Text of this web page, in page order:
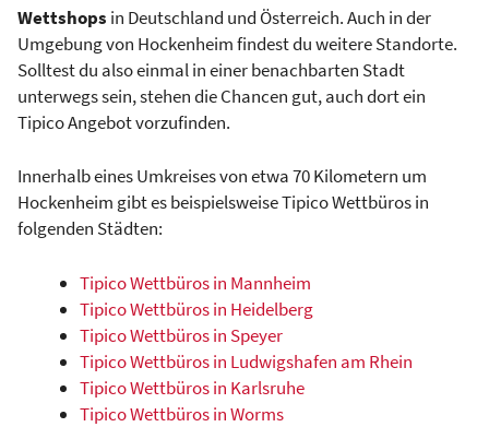
Wettshops in Deutschland und Österreich. Auch in der
Umgebung von Hockenheim findest du weitere Standorte.
Solltest du also einmal in einer benachbarten Stadt
unterwegs sein, stehen die Chancen gut, auch dort ein
Tipico Angebot vorzufinden.
Innerhalb eines Umkreises von etwa 70 Kilometern um
Hockenheim gibt es beispielsweise Tipico Wettbüros in
folgenden Städten:
Tipico Wettbüros in Mannheim
Tipico Wettbüros in Heidelberg
Tipico Wettbüros in Speyer
Tipico Wettbüros in Ludwigshafen am Rhein
Tipico Wettbüros in Karlsruhe
Tipico Wettbüros in Worms